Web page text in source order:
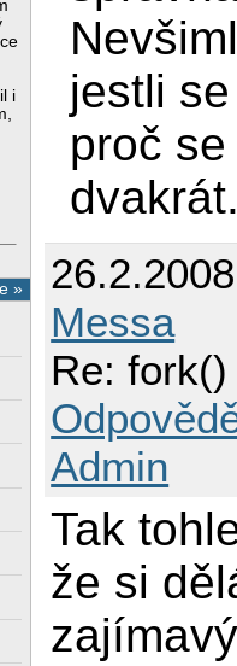
i
»
jestli
proč
Messa
Re: fork()
Admin
Tak
že si